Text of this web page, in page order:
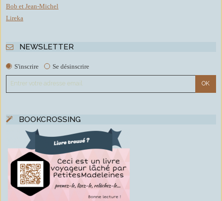
Bob et Jean-Michel
Lireka
NEWSLETTER
S'inscrire Se désinscrire
BOOKCROSSING